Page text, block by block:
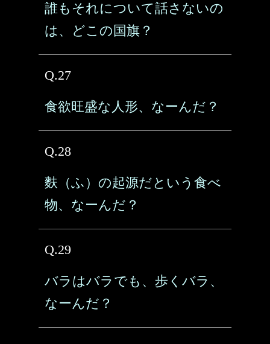
誰もそれについて話さないの
は、どこの国旗？
Q.27
食欲旺盛な人形、なーんだ？
Q.28
麩（ふ）の起源だという食べ
物、なーんだ？
Q.29
バラはバラでも、歩くバラ、
なーんだ？